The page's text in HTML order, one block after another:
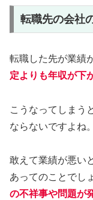
転職先の会社
転職した先が業績
定よりも年収が下
こうなってしまう
ならないですよね。
敢えて業績が悪い
あってのことでし
の不祥事や問題が